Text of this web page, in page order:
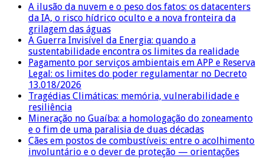
A ilusão da nuvem e o peso dos fatos: os datacenters
da IA, o risco hídrico oculto e a nova fronteira da
grilagem das águas
A Guerra Invisível da Energia: quando a
sustentabilidade encontra os limites da realidade
Pagamento por serviços ambientais em APP e Reserva
Legal: os limites do poder regulamentar no Decreto
13.018/2026
Tragédias Climáticas: memória, vulnerabilidade e
resiliência
Mineração no Guaíba: a homologação do zoneamento
e o fim de uma paralisia de duas décadas
Cães em postos de combustíveis: entre o acolhimento
involuntário e o dever de proteção — orientações